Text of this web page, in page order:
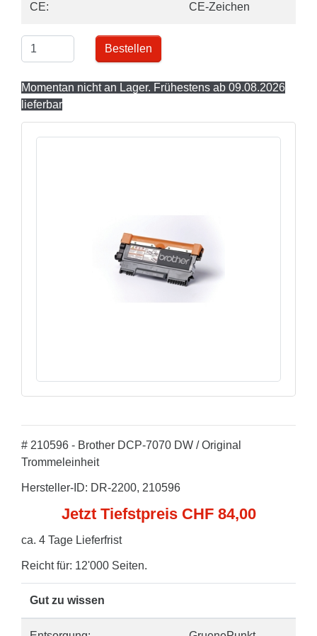
CE: CE-Zeichen
Bestellen
Momentan nicht an Lager. Frühestens ab 09.08.2026
lieferbar
# 210596 - Brother DCP-7070 DW / Original
Trommeleinheit
Hersteller-ID: DR-2200, 210596
Jetzt Tiefstpreis CHF 84,00
ca. 4 Tage Lieferfrist
Reicht für: 12'000 Seiten.
Gut zu wissen